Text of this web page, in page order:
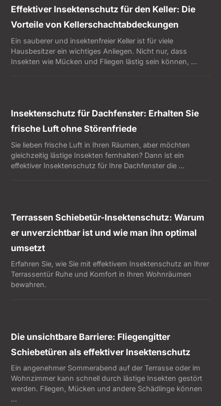
Effektiver Insektenschutz für den Keller: Die
Vorteile von Kellerschachtabdeckungen
Ein sauberer und insektenfreier Keller ist für viele
Hausbesitzer ein wichtiges Anliegen. Nicht nur, dass
Insekten wie Mücken und Fliegen lästig sein können, …
Insektenschutz für Dachfenster: Erhalten Sie
frische Luft ohne Störenfriede
Sie lieben frische Luft in Ihren Räumen, aber möchten
gleichzeitig lästige Insekten fernhalten? Dann ist ein
effektiver Insektenschutz für Ihre Dachfenster die …
Terrassen Schiebetür-Insektenschutz: Warum
er unverzichtbar ist und wie man ihn optimal
umsetzt
Erfahren Sie, wie Sie mit effektivem Insektenschutz an Ihrer
Terrassentür Ruhe und Komfort in Ihren Wohnräumen
bewahren.
Die unsichtbare Barriere: Fliegengitter
Schiebetüren als effektiver Insektenschutz
Ein angenehmer Sommerabend auf der Terrasse oder im
Wohnzimmer kann schnell durch lästige Insekten gestört
werden. Fliegen, Mücken und andere Schädlinge können
…